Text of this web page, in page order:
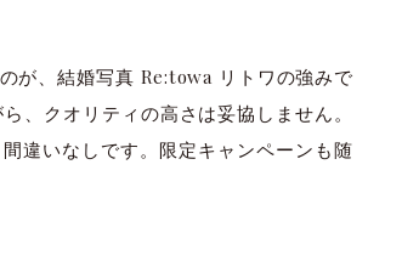
が、結婚写真 Re:towa リトワの強みで
、クオリティの高さは妥協しません。
違いなしです。限定キャンペーンも随